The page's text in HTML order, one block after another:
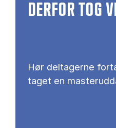
DERFOR TOG
Hør deltagerne
taget en